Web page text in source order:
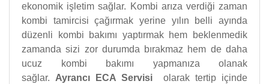
ekonomik işletim sağlar. Kombi arıza verdiği zaman
kombi tamircisi çağırmak yerine yılın belli ayında
düzenli kombi bakımı yaptırmak hem beklenmedik
zamanda sizi zor durumda bırakmaz hem de daha
ucuz kombi bakımı yapmanıza olanak
sağlar. Ayrancı ECA Servisi olarak tertip içinde